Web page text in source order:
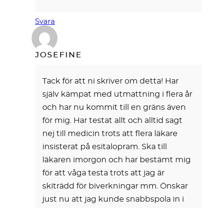
Svara
JOSEFINE
Tack för att ni skriver om detta! Har
själv kämpat med utmattning i flera år
och har nu kommit till en gräns även
för mig. Har testat allt och alltid sagt
nej till medicin trots att flera läkare
insisterat på esitalopram. Ska till
läkaren imorgon och har bestämt mig
för att våga testa trots att jag är
skiträdd för biverkningar mm. Önskar
just nu att jag kunde snabbspola in i